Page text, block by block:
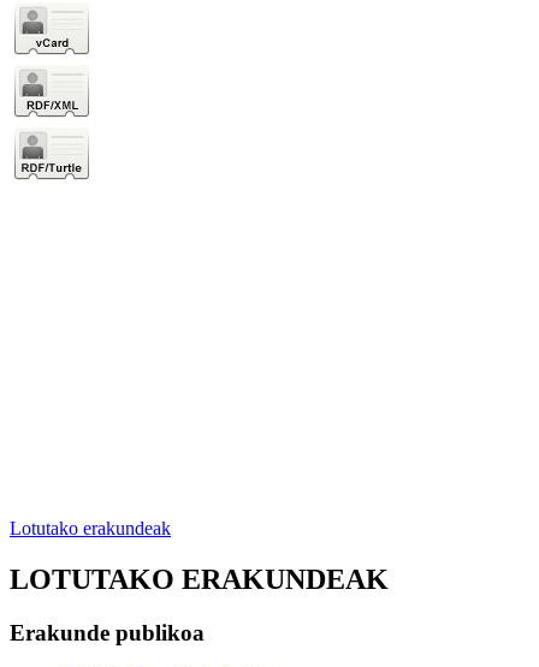
Lotutako erakundeak
LOTUTAKO ERAKUNDEAK
Erakunde publikoa